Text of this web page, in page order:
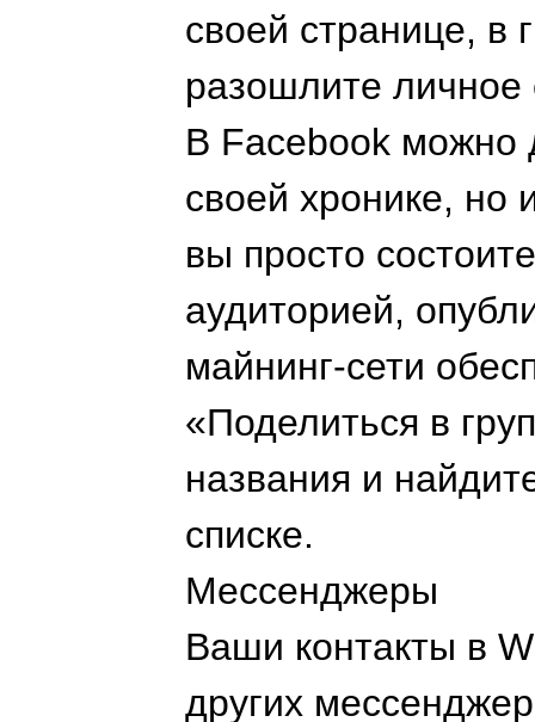
своей странице, в
разошлите
В Facebook можно
своей хронике, но
вы просто
аудиторией,
майнинг-сети
«Поделиться в
названия и
списке.
Мессенджеры
Ваши контакты в
других